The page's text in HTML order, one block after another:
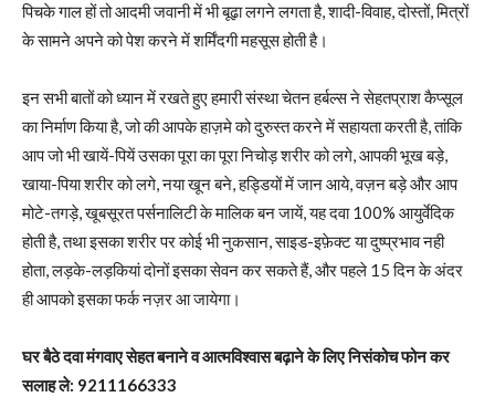
पिचके गाल हों तो आदमी जवानी में भी बूढ़ा लगने लगता है, शादी-विवाह, दोस्तों, मित्रों
के सामने अपने को पेश करने में शर्मिंदगी महसूस होती है।
इन सभी बातों को ध्यान में रखते हुए हमारी संस्था चेतन हर्बल्स ने सेहतप्राश कैप्सूल
का निर्माण किया है, जो की आपके हाज़मे को दुरुस्त करने में सहायता करती है, तांकि
आप जो भी खायें-पियें उसका पूरा का पूरा निचोड़ शरीर को लगे, आपकी भूख बड़े,
खाया-पिया शरीर को लगे, नया खून बने, हड्डियों में जान आये, वज़न बड़े और आप
मोटे-तगड़े, खूबसूरत पर्सनालिटी के मालिक बन जायें, यह दवा 100% आयुर्वेदिक
होती है, तथा इसका शरीर पर कोई भी नुकसान, साइड-इफ़ेक्ट या दुष्प्रभाव नही
होता, लड़के-लड़कियां दोनों इसका सेवन कर सकते हैं, और पहले 15 दिन के अंदर
ही आपको इसका फर्क नज़र आ जायेगा।
घर बैठे दवा मंगवाए सेहत बनाने व आत्मविश्वास बढ़ाने के लिए निसंकोच फोन कर
सलाह ले: 9211166333